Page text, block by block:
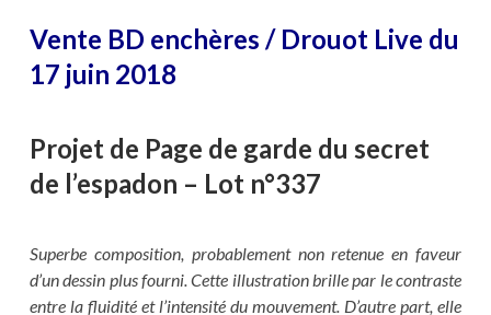
Vente BD enchères / Drouot Live du
17 juin 2018
Projet de Page de garde du secret
de l’espadon – Lot n°337
Superbe composition, probablement non retenue en faveur
d’un dessin plus fourni. Cette illustration brille par le contraste
entre la fluidité et l’intensité du mouvement. D’autre part, elle